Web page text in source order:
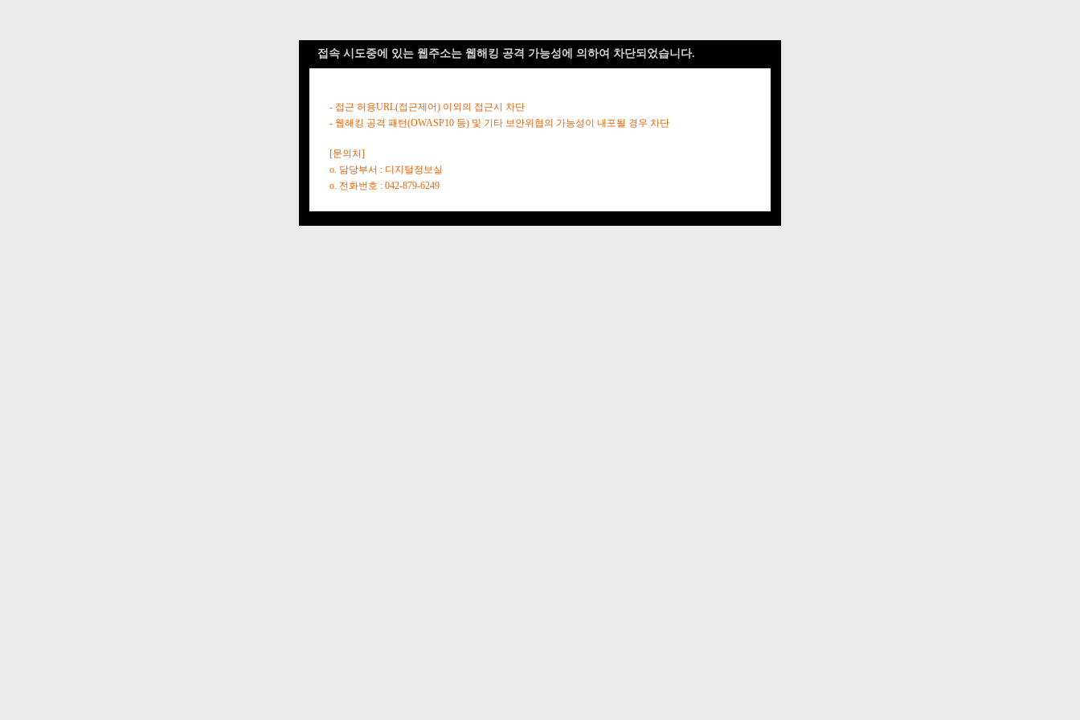
접속 시도중에 있는 웹주소는 웹해킹 공격 가능성에 의하여 차단되었습니다.
- 접근 허용URL(접근제어) 이외의 접근시 차단
- 웹해킹 공격 패턴(OWASP10 등) 및 기타 보안위협의 가능성이 내포될 경우 차단
[문의처]
o. 담당부서 : 디지털정보실
o. 전화번호 : 042-879-6249